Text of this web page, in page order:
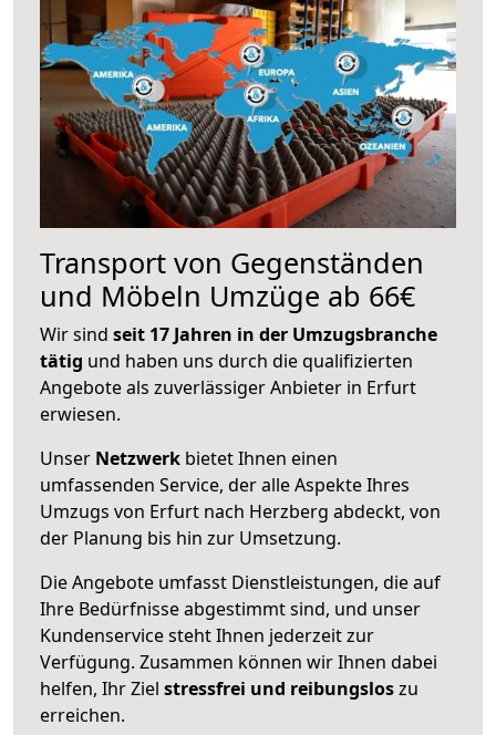
Transport von Gegenständen
und Möbeln Umzüge ab 66€
Wir sind seit 17 Jahren in der Umzugsbranche
tätig und haben uns durch die qualifizierten
Angebote als zuverlässiger Anbieter in Erfurt
erwiesen.
Unser Netzwerk bietet Ihnen einen
umfassenden Service, der alle Aspekte Ihres
Umzugs von Erfurt nach Herzberg abdeckt, von
der Planung bis hin zur Umsetzung.
Die Angebote umfasst Dienstleistungen, die auf
Ihre Bedürfnisse abgestimmt sind, und unser
Kundenservice steht Ihnen jederzeit zur
Verfügung. Zusammen können wir Ihnen dabei
helfen, Ihr Ziel stressfrei und reibungsloszu
erreichen.